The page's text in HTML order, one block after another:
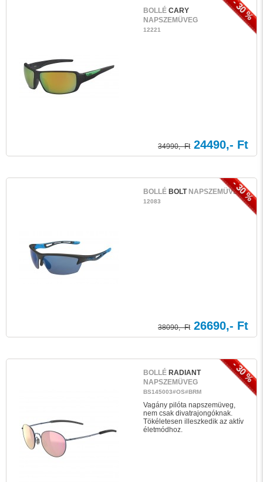
- 30 %
BOLLÉ CARY
NAPSZEMÜVEG
12221
34990,- Ft 24490,- Ft
- 30 %
BOLLÉ BOLT NAPSZEMÜVEG
12083
38090,- Ft 26690,- Ft
- 30 %
BOLLÉ RADIANT
NAPSZEMÜVEG
BS145003#OS#BRM
Vagány pilóta napszemüveg,
nem csak divatrajongóknak.
Tökéletesen illeszkedik az aktív
életmódhoz.